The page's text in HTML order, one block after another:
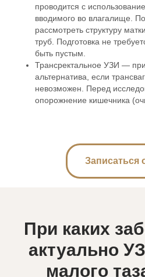
проводится с
вводимого во влагалище.
рассмотреть структуру
труб. Подготовка не
быть пустым.
Трансректальное УЗИ —
альтернатива, если
невозможен. Перед
опорожнение кишечника
Записаться
При каких
актуально
малого